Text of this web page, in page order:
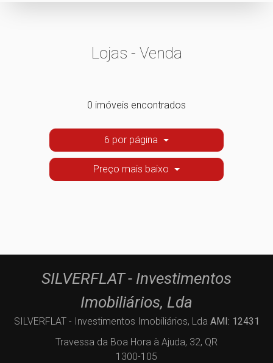
Lojas - Venda
0 imóveis encontrados
6 por página
Preço mais baixo
SILVERFLAT - Investimentos
Imobiliários, Lda
SILVERFLAT - Investimentos Imobiliários, Lda AMI: 12431
Travessa da Boa Hora à Ajuda, 32, QR
1300-105